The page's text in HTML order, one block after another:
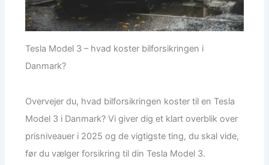
Tesla Model 3 – hvad koster bilforsikringen i
Danmark?
Overvejer du, hvad bilforsikringen koster til en Tesla
Model 3 i Danmark? Vi giver dig et klart overblik over
prisniveauer i 2025 og de vigtigste ting, du skal vide,
før du vælger forsikring til din Tesla Model 3.